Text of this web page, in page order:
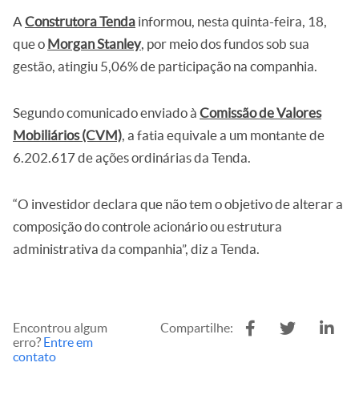
A Construtora Tenda informou, nesta quinta-feira, 18,
que o Morgan Stanley, por meio dos fundos sob sua
gestão, atingiu 5,06% de participação na companhia.
Segundo comunicado enviado à Comissão de Valores
Mobiliários (CVM), a fatia equivale a um montante de
6.202.617 de ações ordinárias da Tenda.
“O investidor declara que não tem o objetivo de alterar a
composição do controle acionário ou estrutura
administrativa da companhia”, diz a Tenda.
Encontrou algum
erro? Entre em
contato
Compartilhe: